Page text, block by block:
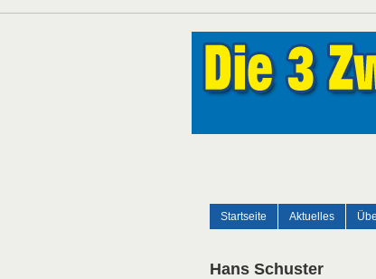
Startseite Aktuelles
Hans Schuster